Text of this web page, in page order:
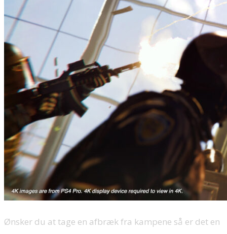
Ønsker du at tage en afbræk fra kampene så er det en